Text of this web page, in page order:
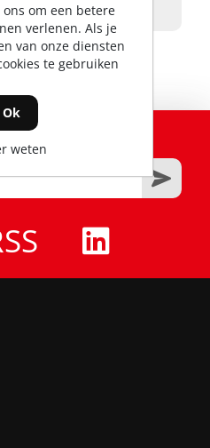
ons om een betere
verlenen. Als je
van onze diensten
te gebruiken
Ok
weten